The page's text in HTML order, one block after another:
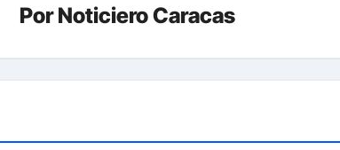
PorNoticiero Caracas